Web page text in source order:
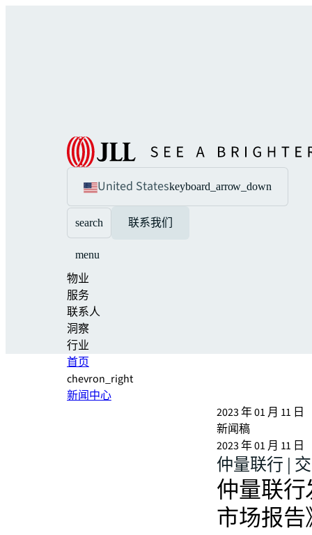
United Stateskeyboard_arrow_down
search 联系我们
menu
物业
服务
联系人
洞察
行业
首页
chevron_right
新闻中心
2023 年 01 月 11 日
新闻稿
2023 年 01 月 11 日
仲量联行 |
仲量联
市场报告